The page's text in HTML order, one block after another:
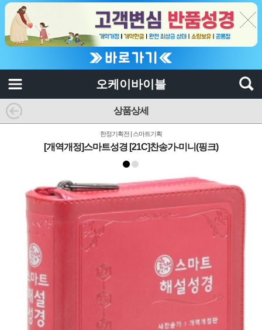
오케이바이블
상품상세
한정기획전 | 스마트기획
[개역개정]스마트성경 [21C]찬송가-미니(핑크)